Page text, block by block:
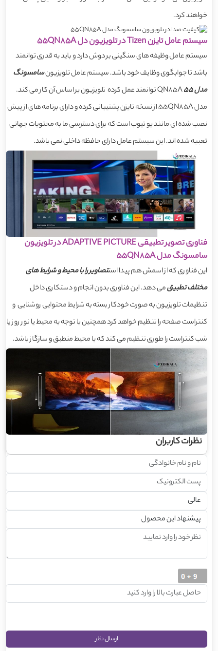
خواهند کرد.
سیستم عامل تایزن Tizen در تلویزیون دل 55QN85A
سیستم عامل وظیفه های سنگینی بر دوش دارد و باید به قدری توانمند
باشد تا جوابگوی وظایف خود باشد. سیستم عامل تلویزیونسامسونگ
مدل55
QN85A توانمند عمل کرده تلویزیون بر اساس آن کار می کند.
مدل 55QN85A از نسخه تایزن پشتیبانی کرده و دارای برنامه های از پیش
نصب شده ای مانند یو تیوب است که برای دسترسی ما به محتویات جهانی
تعبیه شده اند. این سیستم عامل دارای حافظه داخلی نمی باشد.
فناوری تصویر تطبیقی ADAPTIVE PICTURE در تلویزیون
سامسونگ مدل 55QN85A
این فناوری که از اسمش هم پیدا استتصاویر را با محیط و شرایط های
مختلف تطبیقمی دهد. این فناوری بدون انجام و دستکاری داخل
تنظیمات تلویزیون به صورت خودکار بسته به شرایط محتوایی روشنایی و
کنتراست صفحه را تنظیم خواهد کرد همچنین با توجه به محیط یا نور روز یا
شب کنتراست را طوری تنظیم می کند که با محیط منطبق و سازگاز باشد.
نظرات کاربران